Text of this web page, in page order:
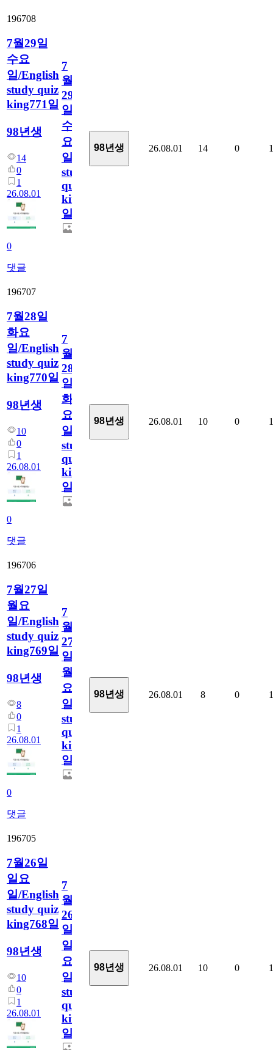
196708
7월29일
수요
일/English
study quiz
king771일
98년생
14
0
1
26.08.01
0
댓글
7
월
29
일
수
요
일/English
study
quiz
king771
일
98년생 26.08.01 14 0 1
196707
7월28일
화요
일/English
study quiz
king770일
98년생
10
0
1
26.08.01
0
댓글
7
월
28
일
화
요
일/English
study
quiz
king770
일
98년생 26.08.01 10 0 1
196706
7월27일
월요
일/English
study quiz
king769일
98년생
8
0
1
26.08.01
0
댓글
7
월
27
일
월
요
일/English
study
quiz
king769
일
98년생 26.08.01 8 0 1
196705
7월26일
일요
일/English
study quiz
king768일
98년생
10
0
1
26.08.01
7
월
26
일
일
요
일/English
study
quiz
king768
일
98년생 26.08.01 10 0 1